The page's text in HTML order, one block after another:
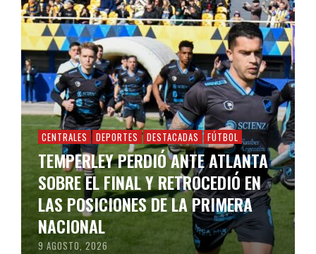
CENTRALES DEPORTES DESTACADAS FÚTBOL
TEMPERLEY PERDIÓ ANTE ATLANTA
SOBRE EL FINAL Y RETROCEDIÓ EN
LAS POSICIONES DE LA PRIMERA
NACIONAL
9 AGOSTO, 2026